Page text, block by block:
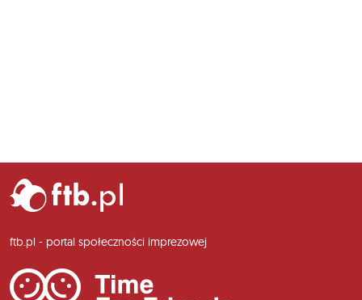
ftb.pl - portal społeczności imprezowej